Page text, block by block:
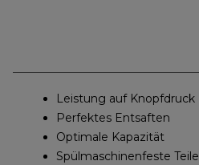
Leistung auf Knopfdruck
Perfektes Entsaften
Optimale Kapazität
Spülmaschinenfeste Teile